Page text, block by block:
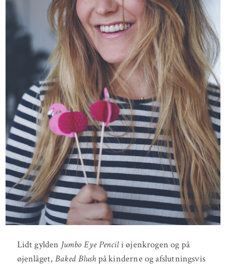
Lidt gylden Jumbo Eye Pencili øjenkrogen og på
øjenlåget, Baked Blushpå kinderne og afslutningsvis